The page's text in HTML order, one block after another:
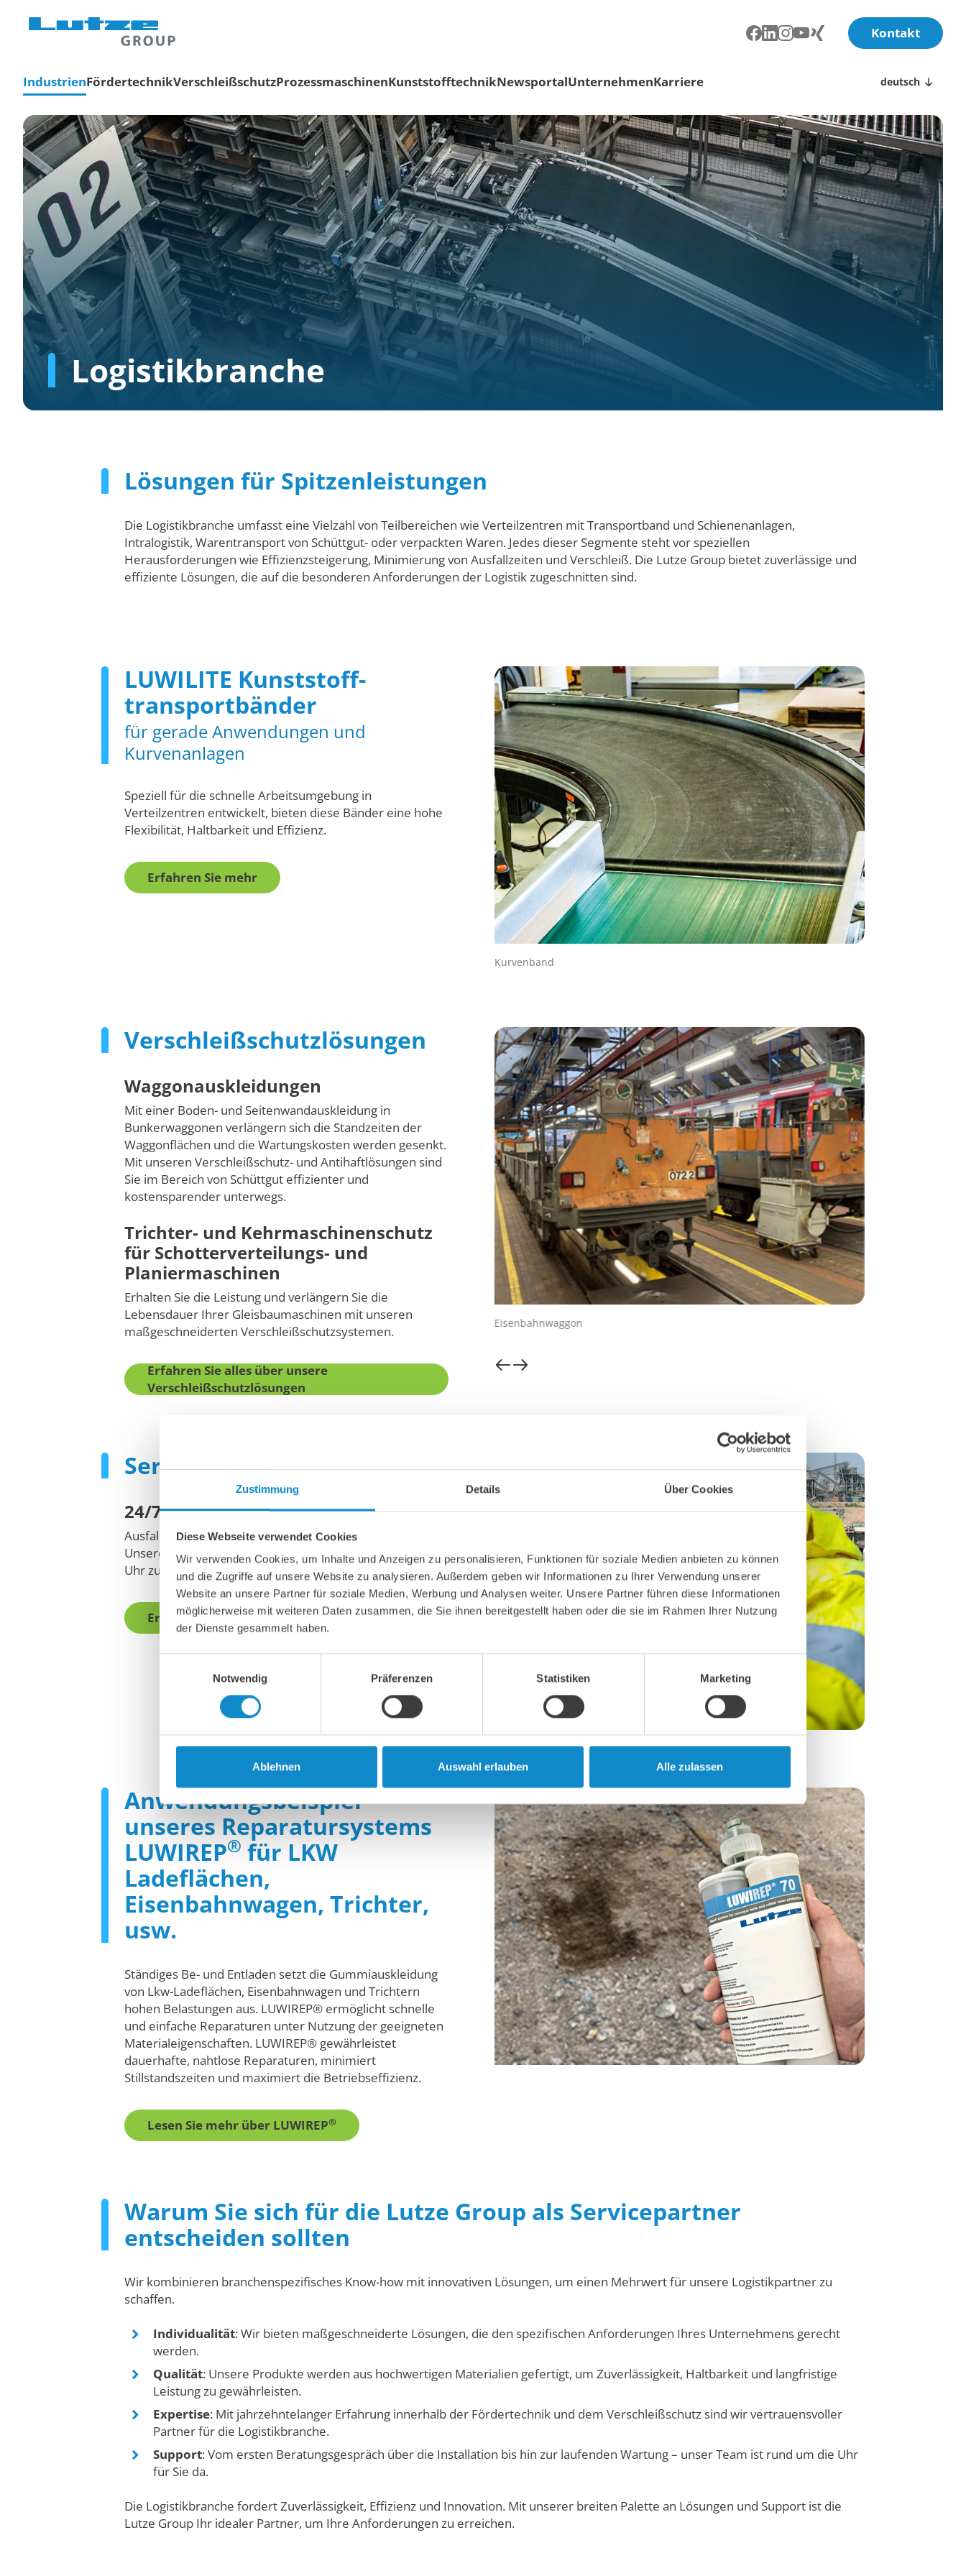
Zustimmung Details Über Cookies
Diese Webseite verwendet Cookies
Wir verwenden Cookies, um Inhalte und Anzeigen zu personalisieren, Funktionen für soziale Medien anbieten zu können
und die Zugriffe auf unsere Website zu analysieren. Außerdem geben wir Informationen zu Ihrer Verwendung unserer
Website an unsere Partner für soziale Medien, Werbung und Analysen weiter. Unsere Partner führen diese Informationen
möglicherweise mit weiteren Daten zusammen, die Sie ihnen bereitgestellt haben oder die sie im Rahmen Ihrer Nutzung
der Dienste gesammelt haben.
Notwendig
Präferenzen Statistiken Marketing
Ablehnen Auswahl erlauben Alle zulassen
Kontakt
IndustrienFördertechnikVerschleißschutzProzessmaschinenKunststofftechnikNewsportalUnternehmenKarriere deutsch
Logistikbranche
Lösungen für Spitzenleistungen
Die Logistikbranche umfasst eine Vielzahl von Teilbereichen wie Verteilzentren mit Transportband und Schienenanlagen,
Intralogistik, Warentransport von Schüttgut- oder verpackten Waren. Jedes dieser Segmente steht vor speziellen
Herausforderungen wie Effizienzsteigerung, Minimierung von Ausfallzeiten und Verschleiß. Die Lutze Group bietet zuverlässige und
effiziente Lösungen, die auf die besonderen Anforderungen der Logistik zugeschnitten sind.
LUWILITE Kunststoff­
transportbänder
für gerade Anwendungen und
Kurvenanlagen
Speziell für die schnelle Arbeitsumgebung in
Verteilzentren entwickelt, bieten diese Bänder eine hohe
Flexibilität, Haltbarkeit und Effizienz.
Erfahren Sie mehr
Kurvenband
Verschleißschutzlösungen
Waggonauskleidungen
Mit einer Boden- und Seitenwandauskleidung in
Bunkerwaggonen verlängern sich die Standzeiten der
Waggonflächen und die Wartungskosten werden gesenkt.
Mit unseren Verschleißschutz- und Antihaftlösungen sind
Sie im Bereich von Schüttgut effizienter und
kostensparender unterwegs.
Trichter- und Kehrmaschinenschutz
für Schotterverteilungs- und
Planiermaschinen
Erhalten Sie die Leistung und verlängern Sie die
Lebensdauer Ihrer Gleisbaumaschinen mit unseren
maßgeschneiderten Verschleißschutzsystemen.
Erfahren Sie alles über unsere
Verschleißschutzlösungen
Keramikbeschichtung an einer Materialübergabe Eisenbahnwaggon
Serviceverfügbarkeit
24/7 Serviceteams in Ihrer Nähe
Ausfallzeiten sind kostspielig, besonders in der Logistik.
Unsere engagierten Serviceteams stehen rund um die
Uhr zur Verfügung, um Ihre Ausfallzeiten zu minimieren.
Erfahren Sie mehr
Anwendungsbeispiel
unseres Reparatursystems
LUWIREP® für LKW
Ladeflächen,
Eisenbahnwagen, Trichter,
usw.
Ständiges Be- und Entladen setzt die Gummiauskleidung
von Lkw-Ladeflächen, Eisenbahnwagen und Trichtern
hohen Belastungen aus. LUWIREP® ermöglicht schnelle
und einfache Reparaturen unter Nutzung der geeigneten
Materialeigenschaften. LUWIREP® gewährleistet
dauerhafte, nahtlose Reparaturen, minimiert
Stillstandszeiten und maximiert die Betriebseffizienz.
Lesen Sie mehr über LUWIREP®
Warum Sie sich für die Lutze Group als Servicepartner
entscheiden sollten
Wir kombinieren branchenspezifisches Know-how mit innovativen Lösungen, um einen Mehrwert für unsere Logistikpartner zu
schaffen.
Individualität: Wir bieten maßgeschneiderte Lösungen, die den spezifischen Anforderungen Ihres Unternehmens gerecht
werden.
Qualität: Unsere Produkte werden aus hochwertigen Materialien gefertigt, um Zuverlässigkeit, Haltbarkeit und langfristige
Leistung zu gewährleisten.
Expertise: Mit jahrzehntelanger Erfahrung innerhalb der Fördertechnik und dem Verschleißschutz sind wir vertrauensvoller
Partner für die Logistikbranche.
Support: Vom ersten Beratungsgespräch über die Installation bis hin zur laufenden Wartung – unser Team ist rund um die Uhr
für Sie da.
Die Logistikbranche fordert Zuverlässigkeit, Effizienz und Innovation. Mit unserer breiten Palette an Lösungen und Support ist die
Lutze Group Ihr idealer Partner, um Ihre Anforderungen zu erreichen.